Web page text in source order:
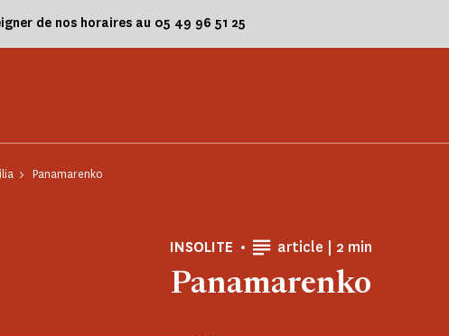
de nos horaires au 05 49 96 51 25
Panamarenko
INSOLITE article | Temps de Lecture
2 min
Panamarenko